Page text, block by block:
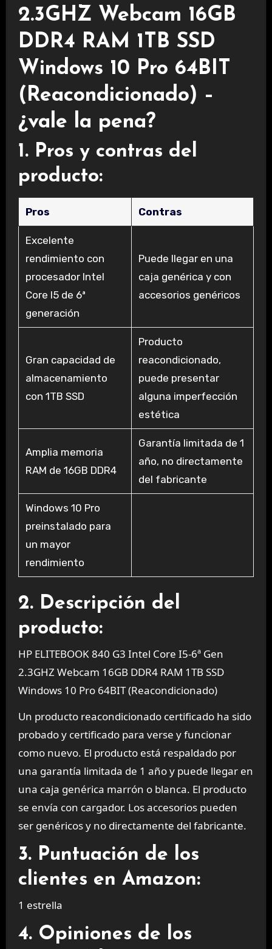
2.3GHZ Webcam 16GB
DDR4 RAM 1TB SSD
Windows 10 Pro 64BIT
(Reacondicionado) –
¿vale la pena?
1. Pros y contras del
producto:
Pros Contras
Excelente
rendimiento con
procesador Intel
Core I5 de 6ª
generación
Puede llegar en una
caja genérica y con
accesorios genéricos
Gran capacidad de
almacenamiento
con 1TB SSD
Producto
reacondicionado,
puede presentar
alguna imperfección
estética
Amplia memoria
RAM de 16GB DDR4
Garantía limitada de 1
año, no directamente
del fabricante
Windows 10 Pro
preinstalado para
un mayor
rendimiento
2. Descripción del
producto:
HP ELITEBOOK 840 G3 Intel Core I5-6ª Gen
2.3GHZ Webcam 16GB DDR4 RAM 1TB SSD
Windows 10 Pro 64BIT (Reacondicionado)
Un producto reacondicionado certificado ha sido
probado y certificado para verse y funcionar
como nuevo. El producto está respaldado por
una garantía limitada de 1 año y puede llegar en
una caja genérica marrón o blanca. El producto
se envía con cargador. Los accesorios pueden
ser genéricos y no directamente del fabricante.
3. Puntuación de los
clientes en Amazon:
1 estrella
4. Opiniones de los